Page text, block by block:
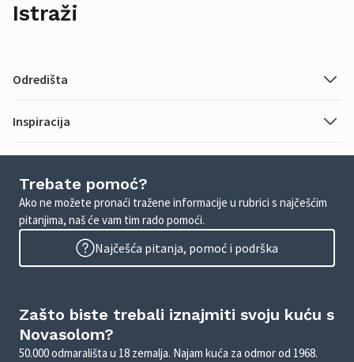
Istraži
Odredišta
Inspiracija
Trebate pomoć?
Ako ne možete pronaći tražene informacije u rubrici s najčešćim
pitanjima, naš će vam tim rado pomoći.
Najčešća pitanja, pomoć i podrška
Zašto biste trebali iznajmiti svoju kuću s
Novasolom?
50.000 odmarališta u 18 zemalja. Najam kuća za odmor od 1968.